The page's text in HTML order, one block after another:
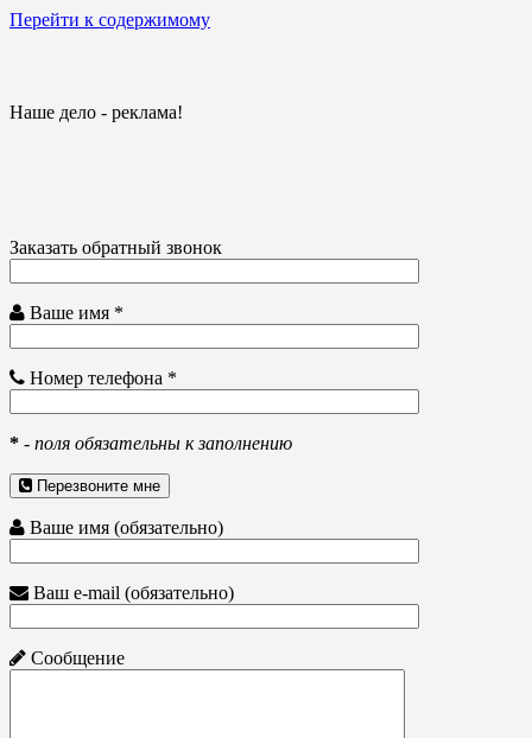
Перейти к содержимому
Наше дело - реклама!
Заказать обратный звонок
Ваше имя *
Номер телефона *
* - поля обязательны к заполнению
Перезвоните мне
Ваше имя (обязательно)
Ваш e-mail (обязательно)
Сообщение